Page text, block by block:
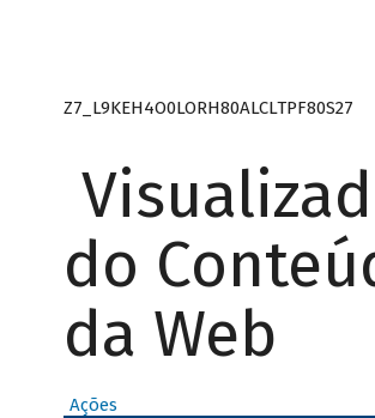
Z7_L9KEH4O0LORH80ALCLTPF80S27
do
da Web
Ações